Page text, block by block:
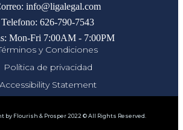
info@ligalegal.com
Telefono: 626-790-7543
Mon-Fri 7:00AM - 7:00PM
y Condiciones
Política de privacidad
Accessibility Statement
by Flourish & Prosper 2022 © All Rights Reserved.